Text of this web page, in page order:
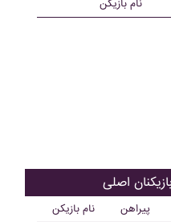
نام بازیکن
نام بازیکن پیراهن